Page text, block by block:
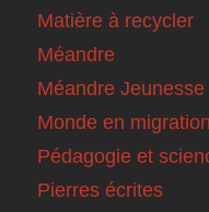
Matière à recycler
Méandre
Méandre Jeunesse
Monde en
Pédagogie et
Pierres écrites